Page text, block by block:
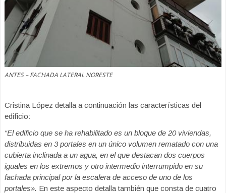
ANTES – FACHADA LATERAL NORESTE
Cristina López detalla a continuación las características del
edificio:
“El edificio que se ha rehabilitado es un bloque de 20 viviendas,
distribuidas en 3 portales en un único volumen rematado con una
cubierta inclinada a un agua, en el que destacan dos cuerpos
iguales en los extremos y otro intermedio interrumpido en su
fachada principal por la escalera de acceso de uno de los
portales». En este aspecto detalla también que consta de cuatro